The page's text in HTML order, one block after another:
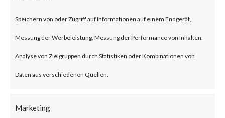
Speichern von oder Zugriff auf Informationen auf einem Endgerät,
Messung der Werbeleistung, Messung der Performance von Inhalten,
Analyse von Zielgruppen durch Statistiken oder Kombinationen von
Daten aus verschiedenen Quellen.
Marketing
2023-46805 and CVE-2024-